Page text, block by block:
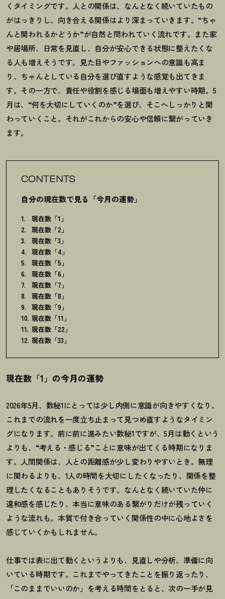
くタイミングです。人との関係は、なんとなく続いていたもの
がはっきりし、向き合える関係はより深まっていきます。“ちゃ
んと関われるかどうか”が自然と問われていく流れです。また家
や居場所、日常を見直し、自分が安心できる状態に整えたくな
る人も増えそうです。見た目やファッションへの意識も高ま
り、ちゃんとしている自分を選び直すような感覚も出てきま
す。その一方で、責任や役割を感じる場面も増えやすい時期。 5
月は、“何を大切にしていくのか”を選び、そこへしっかりと関
わっていくこと。それがこれからの安心や信頼に繋がっていき
ます。
CONTENTS
自分の現在数で見る「今月の運勢」
現在数「1」
現在数「2」
現在数「3」
現在数「4」
現在数「5」
現在数「6」
現在数「7」
現在数「8」
現在数「9」
現在数「11」
現在数「22」
現在数「33」
現在数「1」の今月の運勢
2026年5月、数秘1にとっては少し内側に意識が向きやすくなり、
これまでの流れを一度立ち止まって見つめ直すようなタイミン
グになります。前に前に進みたい数秘1ですが、5月は動くという
よりも、“考える・感じる”ことに意味が出てくる時期になりま
す。人間関係は、人との距離感が少し変わりやすいとき。無理
に関わるよりも、1人の時間を大切にしたくなったり、関係を整
理したくなることもありそうです。なんとなく続いていた仲に
違和感を感じたり、本当に意味のある繋がりだけが残っていく
ような流れも。本質で付き合っていく関係性の中に心地よさを
感じていくかもしれません。
仕事では表に出て動くというよりも、見直しや分析、準備に向
いている時期です。これまでやってきたことを振り返ったり、
「このままでいいのか」を考える時間をとると、次の一手が見